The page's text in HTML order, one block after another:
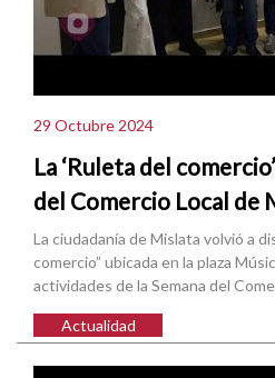
29 Octubre 2024
La ‘Ruleta del
del Comercio Local de
La ciudadanía de Mislata volvió a
comercio” ubicada en la plaza
actividades de la Semana del
Actualidad